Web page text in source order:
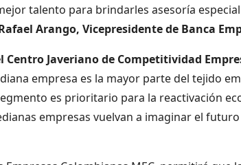
talento para brindarles asesoría
Arango, Vicepresidente de Banca
Centro Javeriano de Competitividad
empresa es la mayor parte del tejido
es prioritario para la reactivación
empresas vuelvan a imaginar el